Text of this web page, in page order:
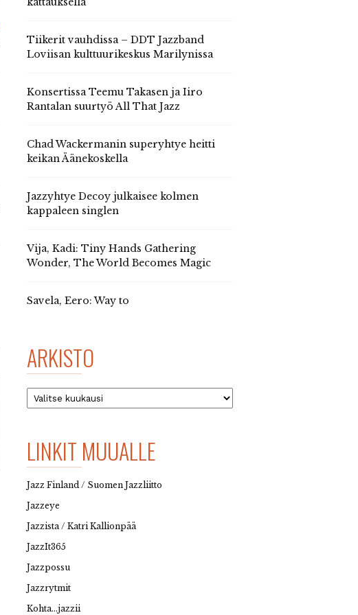
Tiikerit vauhdissa – DDT Jazzband
Loviisan kulttuurikeskus Marilynissa
Konsertissa Teemu Takasen ja Iiro
Rantalan suurtyö All That Jazz
Chad Wackermanin superyhtye heitti
keikan Äänekoskella
Jazzyhtye Decoy julkaisee kolmen
kappaleen singlen
Vija, Kadi: Tiny Hands Gathering
Wonder, The World Becomes Magic
Savela, Eero: Way to
ARKISTO
Arkisto
LINKIT MUUALLE
Jazz Finland / Suomen Jazzliitto
Jazzeye
Jazzista / Katri Kallionpää
JazzIt365
Jazzpossu
Jazzrytmit
Kohta…jazzii